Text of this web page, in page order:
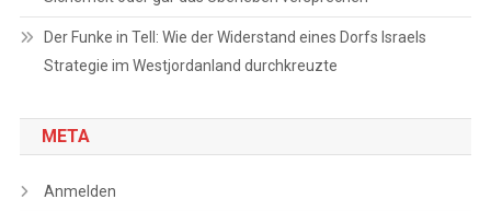
Der Funke in Tell: Wie der Widerstand eines Dorfs Israels
Strategie im Westjordanland durchkreuzte
META
Anmelden